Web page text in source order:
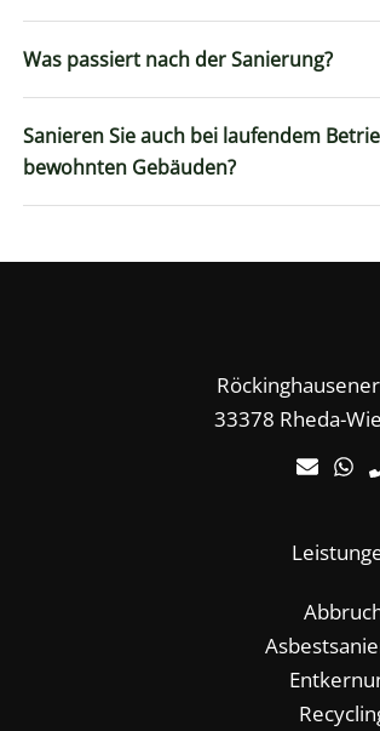
Was passiert nach der Sanierung?
Sanieren Sie auch bei laufendem
bewohnten Gebäuden?
33378 Rheda-